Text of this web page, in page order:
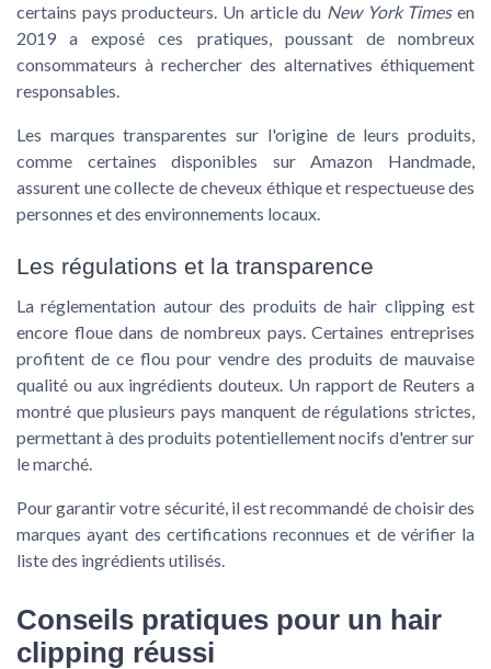
certains pays producteurs. Un article du New York Timesen
2019 a exposé ces pratiques, poussant de nombreux
consommateurs à rechercher des alternatives éthiquement
responsables.
Les marques transparentes sur l'origine de leurs produits,
comme certaines disponibles sur Amazon Handmade,
assurent une collecte de cheveux éthique et respectueuse des
personnes et des environnements locaux.
Les régulations et la transparence
La réglementation autour des produits de hair clipping est
encore floue dans de nombreux pays. Certaines entreprises
profitent de ce flou pour vendre des produits de mauvaise
qualité ou aux ingrédients douteux. Un rapport de Reuters a
montré que plusieurs pays manquent de régulations strictes,
permettant à des produits potentiellement nocifs d'entrer sur
le marché.
Pour garantir votre sécurité, il est recommandé de choisir des
marques ayant des certifications reconnues et de vérifier la
liste des ingrédients utilisés.
Conseils pratiques pour un hair
clipping réussi